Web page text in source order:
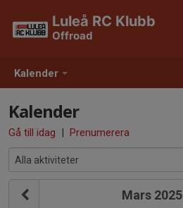
Kalender
Luleå RC Klubb
Offroad
Kalender
Gå till idag | Prenumerera
Mars 2025